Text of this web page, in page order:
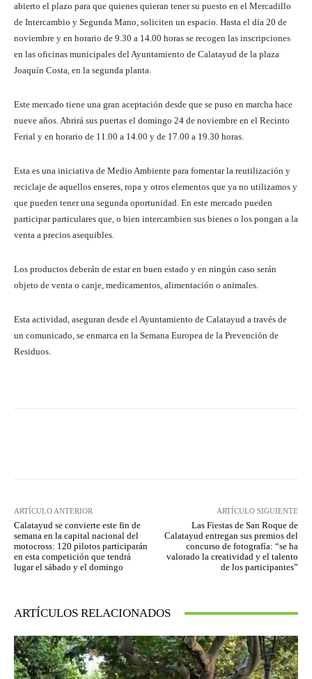
abierto el plazo para que quienes quieran tener su puesto en el Mercadillo
de Intercambio y Segunda Mano, soliciten un espacio. Hasta el día 20 de
noviembre y en horario de 9.30 a 14.00 horas se recogen las inscripciones
en las oficinas municipales del Ayuntamiento de Calatayud de la plaza
Joaquín Costa, en la segunda planta.
Este mercado tiene una gran aceptación desde que se puso en marcha hace
nueve años. Abrirá sus puertas el domingo 24 de noviembre en el Recinto
Ferial y en horario de 11.00 a 14.00 y de 17.00 a 19.30 horas.
Esta es una iniciativa de Medio Ambiente para fomentar la reutilización y
reciclaje de aquellos enseres, ropa y otros elementos que ya no utilizamos y
que pueden tener una segunda oportunidad. En este mercado pueden
participar particulares que, o bien intercambien sus bienes o los pongan a la
venta a precios asequibles.
Los productos deberán de estar en buen estado y en ningún caso serán
objeto de venta o canje, medicamentos, alimentación o animales.
Esta actividad, aseguran desde el Ayuntamiento de Calatayud a través de
un comunicado, se enmarca en la Semana Europea de la Prevención de
Residuos.
ARTÍCULO ANTERIOR
Calatayud se convierte este fin de
semana en la capital nacional del
motocross: 120 pilotos participarán
en esta competición que tendrá
lugar el sábado y el domingo
ARTÍCULO SIGUIENTE
Las Fiestas de San Roque de
Calatayud entregan sus premios del
concurso de fotografía: “se ha
valorado la creatividad y el talento
de los participantes”
ARTÍCULOS RELACIONADOS